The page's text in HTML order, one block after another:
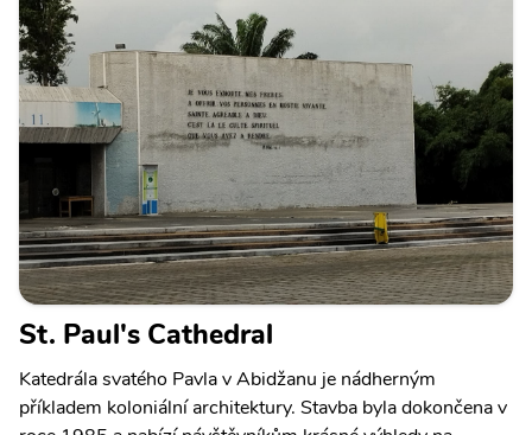
St. Paul's Cathedral
Katedrála svatého Pavla v Abidžanu je nádherným
příkladem koloniální architektury. Stavba byla dokončena v